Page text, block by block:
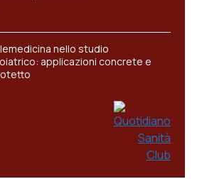
nello studio
applicazioni concrete e